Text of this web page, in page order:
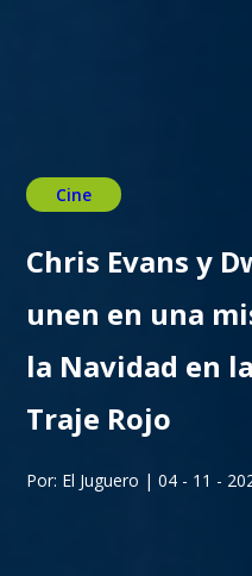
Cine
Chris Evans y
unen en una
la Navidad en
Traje Rojo
Por: El Juguero | 04 - 11 -